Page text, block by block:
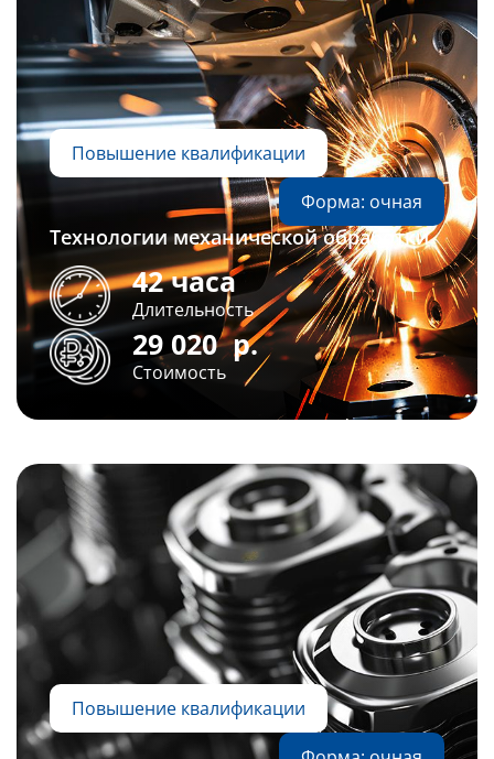
Повышение квалификации
Форма: очная
Технологии механической обработки
42 часа
Длительность
29 020р.
Стоимость
Повышение квалификации